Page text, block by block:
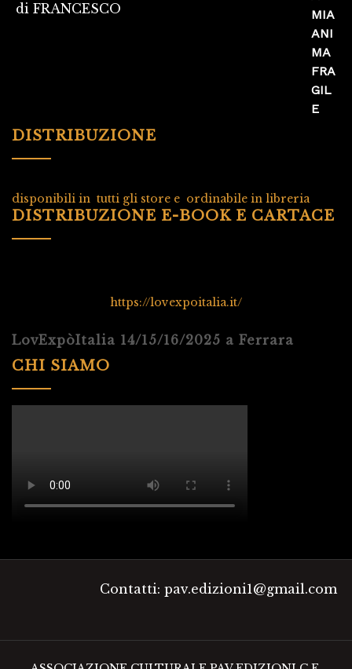
Valutato5su
di FRANCESCO
DISTRIBUZIONE
disponibili in tutti gli store e ordinabile in libreria
DISTRIBUZIONE E-BOOK E CARTACE
https://lovexpoitalia.it/
LovExpòItalia 14/15/16/2025 a Ferrara
CHI SIAMO
Contatti: pav.edizioni1@gmail.com